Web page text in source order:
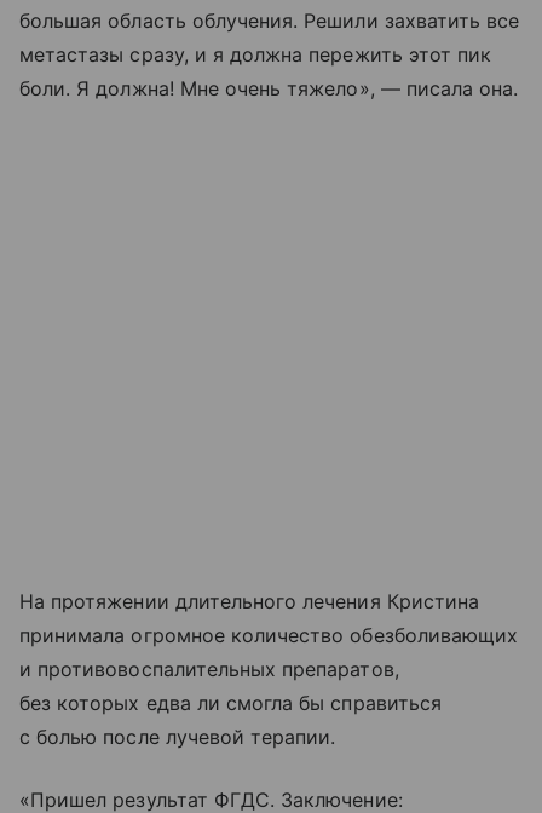
большая область облучения. Решили захватить все
метастазы сразу, и я должна пережить этот пик
боли. Я должна! Мне очень тяжело», — писала она.
На протяжении длительного лечения Кристина
принимала огромное количество обезболивающих
и противовоспалительных препаратов,
без которых едва ли смогла бы справиться
с болью после лучевой терапии.
«Пришел результат ФГДС. Заключение: